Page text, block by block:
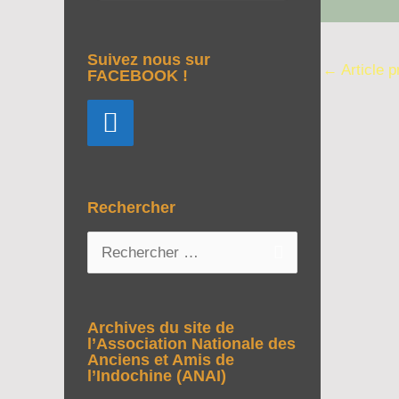
Suivez nous sur
FACEBOOK !
Rechercher
e
r
Archives du site de
l’Association Nationale des
Anciens et Amis de
l’Indochine (ANAI)
← Article